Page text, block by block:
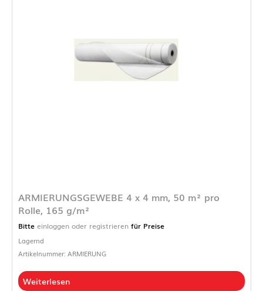
ARMIERUNGSGEWEBE 4 x 4 mm, 50 m² pro
Rolle, 165 g/m²
Bitte einloggen oder registrieren für Preise
Lagernd
Artikelnummer: ARMIERUNG
Weiterlesen